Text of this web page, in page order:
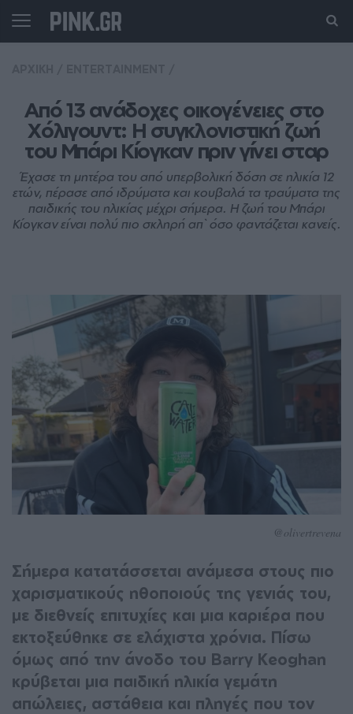
Από 13 ανάδοχες οικογένειες στο
Χόλιγουντ: Η συγκλονιστική ζωή
του Μπάρι Κίογκαν πριν γίνει σταρ
Έχασε τη μητέρα του από υπερβολική δόση σε ηλικία 12
ετών, πέρασε από ιδρύματα και κουβαλά τα τραύματα της
παιδικής του ηλικίας μέχρι σήμερα. Η ζωή του Μπάρι
Κίογκαν είναι πολύ πιο σκληρή απ` όσο φαντάζεται κανείς.
@olivertrevena
Σήμερα κατατάσσεται ανάμεσα στους πιο
χαρισματικούς ηθοποιούς της γενιάς του,
με διεθνείς επιτυχίες και μια καριέρα που
εκτοξεύθηκε σε ελάχιστα χρόνια. Πίσω
όμως από την άνοδο του Barry Keoghan
κρύβεται μια παιδική ηλικία γεμάτη
απώλειες, αστάθεια και πληγές που τον